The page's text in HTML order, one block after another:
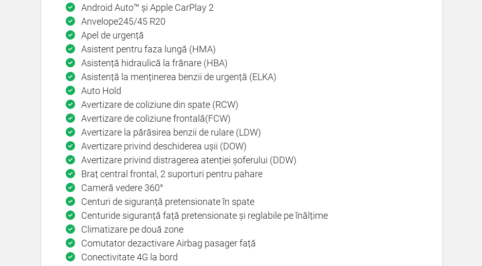
Android Auto™ și Apple CarPlay 2
Anvelope245/45 R20
Apel de urgență
Asistent pentru faza lungă (HMA)
Asistență hidraulică la frânare (HBA)
Asistență la menținerea benzii de urgență (ELKA)
Auto Hold
Avertizare de coliziune din spate (RCW)
Avertizare de coliziune frontală(FCW)
Avertizare la părăsirea benzii de rulare (LDW)
Avertizare privind deschiderea ușii (DOW)
Avertizare privind distragerea atenției șoferului (DDW)
Braț central frontal, 2 suporturi pentru pahare
Cameră vedere 360°
Centuri de siguranță pretensionate în spate
Centuride siguranță față pretensionate și reglabile pe înălțime
Climatizare pe două zone
Comutator dezactivare Airbag pasager față
Conectivitate 4G la bord